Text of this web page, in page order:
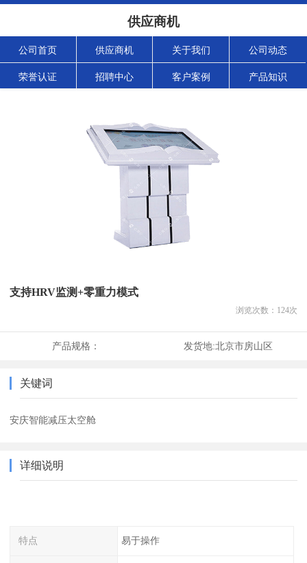
供应商机
公司首页 供应商机 关于我们 公司动态
荣誉认证 招聘中心 客户案例 产品知识
支持HRV监测+零重力模式
浏览次数： 124次
产品规格： 发货地:北京市房山区
关键词
安庆智能减压太空舱
详细说明
特点 易于操作